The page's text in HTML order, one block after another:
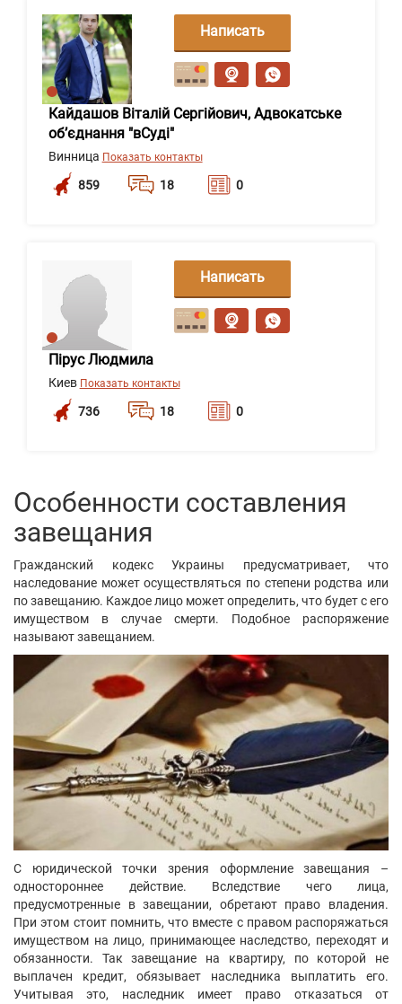
Кайдашов Віталій Сергійович, Адвокатське
об’єднання "вСуді"
Винница Показать контакты
859 18 0
Написать
сообщение
Пірус Людмила
Киев Показать контакты
736 18 0
Написать
сообщение
Особенности составления
завещания
Гражданский кодекс Украины предусматривает, что
наследование может осуществляться по степени родства или
по завещанию. Каждое лицо может определить, что будет с его
имуществом в случае смерти. Подобное распоряжение
называют завещанием.
С юридической точки зрения оформление завещания –
одностороннее действие. Вследствие чего лица,
предусмотренные в завещании, обретают право владения.
При этом стоит помнить, что вместе с правом распоряжаться
имуществом на лицо, принимающее наследство, переходят и
обязанности. Так завещание на квартиру, по которой не
выплачен кредит, обязывает наследника выплатить его.
Учитывая это, наследник имеет право отказаться от